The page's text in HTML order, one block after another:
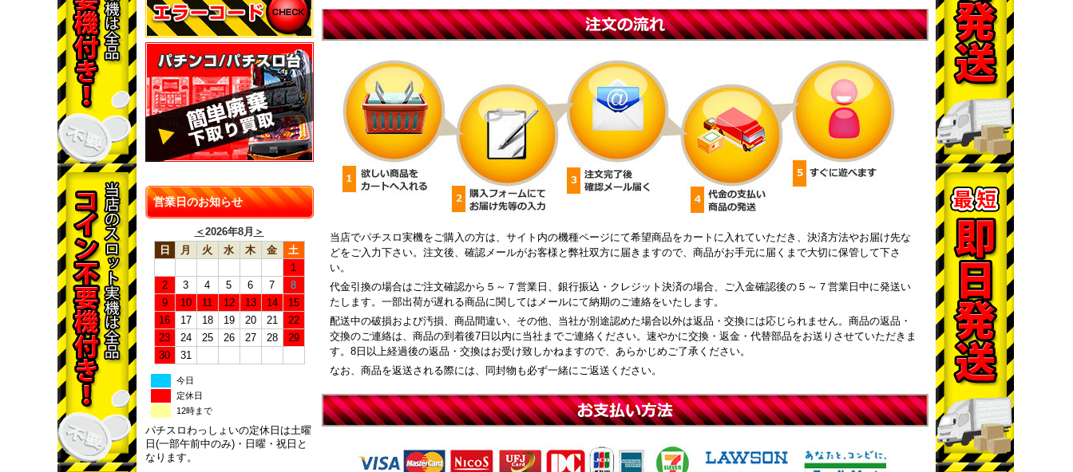
営業日のお知らせ
＜2026年8月 ＞
日
月 火 水 木 金
土
1
2
3 4 5 6 7
8
9
10 11 12 13 14
15
16
17 18 19 20 21
22
23
24 25 26 27 28
29
30
31
今日
定休日
12時まで
パチスロわっしょいの定休日は土曜
日(一部午前中のみ)・日曜・祝日と
なります。
当店でパチスロ実機をご購入の方は、サイト内の機種ページにて希望商品をカートに入れていただき、決済方法やお届け先な
どをご入力下さい。注文後、確認メールがお客様と弊社双方に届きますので、商品がお手元に届くまで大切に保管して下さ
い。
代金引換の場合はご注文確認から５～７営業日、銀行振込・クレジット決済の場合、ご入金確認後の５～７営業日中に発送い
たします。一部出荷が遅れる商品に関してはメールにて納期のご連絡をいたします。
配送中の破損および汚損、商品間違い、その他、当社が別途認めた場合以外は返品・交換には応じられません。商品の返品・
交換のご連絡は、商品の到着後7日以内に当社までご連絡ください。速やかに交換・返金・代替部品をお送りさせていただきま
す。8日以上経過後の返品・交換はお受け致しかねますので、あらかじめご了承ください。
なお、商品を返送される際には、同封物も必ず一緒にご返送ください。